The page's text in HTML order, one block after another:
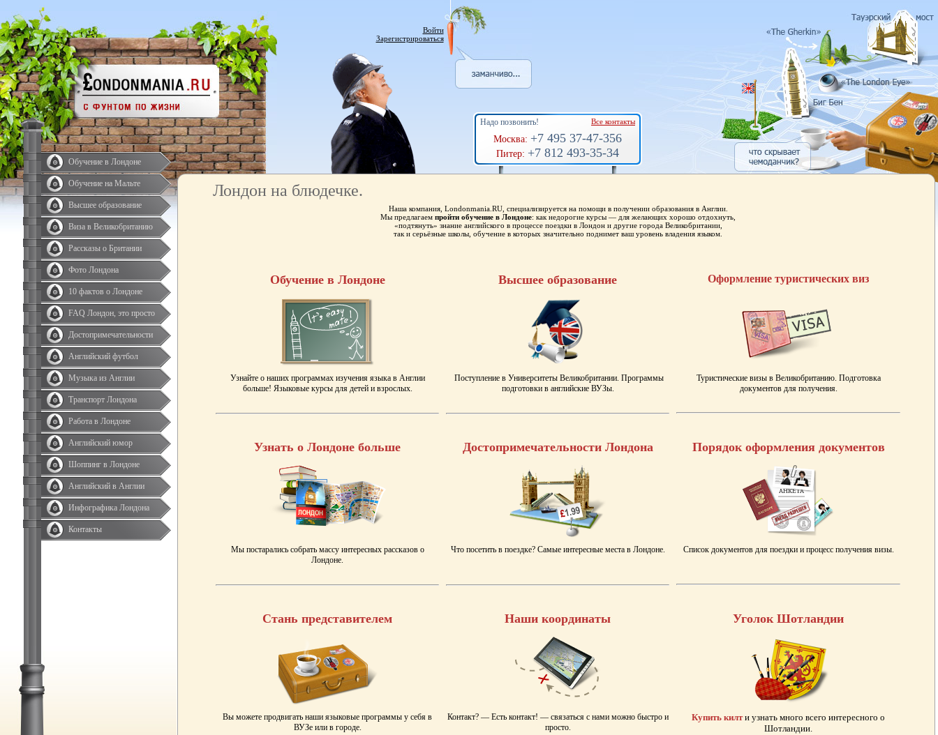
Обучение в Лондоне
Обучение на Мальте
Высшее образование
Виза в Великобританию
Рассказы о Британии
Фото Лондона
10 фактов о Лондоне
FAQ Лондон, это просто
Достопримечательности
Английский футбол
Музыка из Англии
Транспорт Лондона
Работа в Лондоне
Английский юмор
Шоппинг в Лондоне
Английский в Англии
Инфографика Лондона
Контакты
Надо позвонить! Все контакты
Москва: +7 495 37-47-356
Питер: +7 812 493-35-34
Войти
Зарегистрироваться
Лондон на блюдечке.
Наша компания, Londonmania.RU, специализируется на помощи в получении образования в Англии.
Мы предлагаем пройти обучение в Лондоне: как недорогие курсы — для желающих хорошо отдохнуть,
«подтянуть» знание английского в процессе поездки в Лондон и другие города Великобритании,
так и серьёзные школы, обучение в которых значительно поднимет ваш уровень владения языком.
Обучение в Лондоне Высшее образование Оформление туристических виз
Узнайте о наших программах изучения языка в Англии
больше! Языковые курсы для детей и взрослых.
Поступление в Университеты Великобритании. Программы
подготовки в английские ВУЗы.
Туристические визы в Великобританию. Подготовка
документов для получения.
Узнать о Лондоне больше Достопримечательности Лондона Порядок оформления документов
Мы постарались собрать массу интересных рассказов о
Лондоне.
Что посетить в поездке? Самые интересные места в Лондоне. Список документов для поездки и процесс получения визы.
Стань представителем Наши координаты Уголок Шотландии
Вы можете продвигать наши языковые программы у себя в
ВУЗе или в городе.
Контакт? — Есть контакт! — связаться с нами можно быстро и
просто.
Купить килти узнать много всего интересного о
Шотландии.